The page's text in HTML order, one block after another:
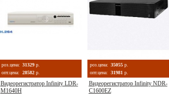
роз.цена: 31329 р.
опт.цена:
28582 р.
Видеорегистратор Infinity LDR-
M1640H
роз.цена: 35055 р.
опт.цена:
31981 р.
Видеорегистратор Infinity NDR-
C1600EZ